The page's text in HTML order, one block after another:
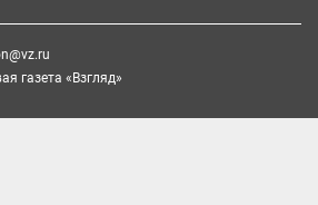
газета «Взгляд»